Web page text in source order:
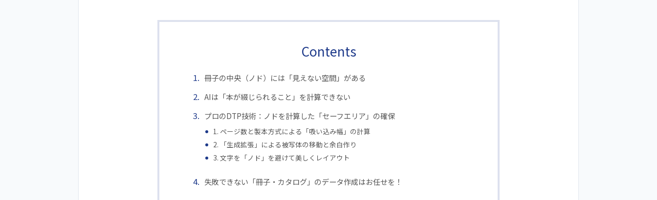
Contents
冊子の中央（ノド）には「見えない空間」がある
AIは「本が綴じられること」を計算できない
プロのDTP技術：ノドを計算した「セーフエリア」の確保
1. ページ数と製本方式による「吸い込み幅」の計算
2. 「生成拡張」による被写体の移動と余白作り
3. 文字を「ノド」を避けて美しくレイアウト
失敗できない「冊子・カタログ」のデータ作成はお任せを！